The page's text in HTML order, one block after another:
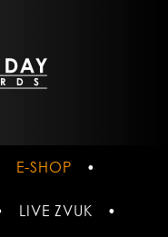
E-SHOP
LIVE ZVUK